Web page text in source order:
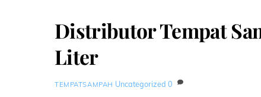
Distributor Tempat
Liter
TEMPATSAMPAH Uncategorized 0